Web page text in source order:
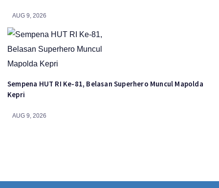
AUG 9, 2026
Sempena HUT RI Ke-81, Belasan Superhero Muncul Mapolda
Kepri
AUG 9, 2026